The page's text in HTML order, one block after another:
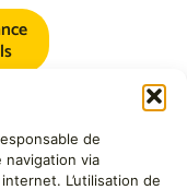
de
via
L’utilisation de